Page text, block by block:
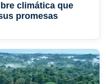
climática que
promesas